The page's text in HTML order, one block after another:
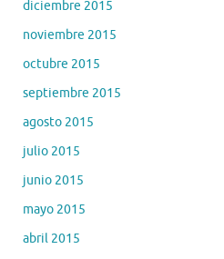
diciembre 2015
noviembre 2015
octubre 2015
septiembre 2015
agosto 2015
julio 2015
junio 2015
mayo 2015
abril 2015